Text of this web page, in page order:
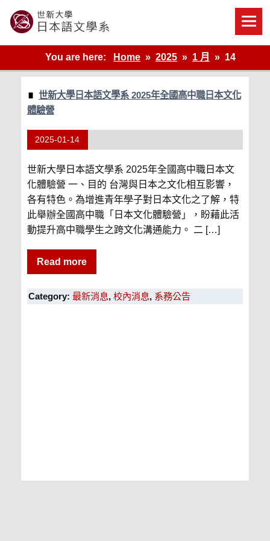
content
世新大學教學單位的網站
You are here:
Home 2025 1 月 14
世新大學日本語文學系 2025年全國高中職日本文化
體驗營
2025-01-14
世新大學日本語文學系 2025年全國高中職日本文
化體驗營 一、目的 台灣與日本之文化相互影響，
各有特色。為增進青年學子對日本文化之了解，特
此舉辦全國高中職「日本文化體驗營」，盼藉此活
動提升高中職學生之跨文化溝通能力。 二 […]
Read more
Category: 最新消息, 校內消息, 系務公告